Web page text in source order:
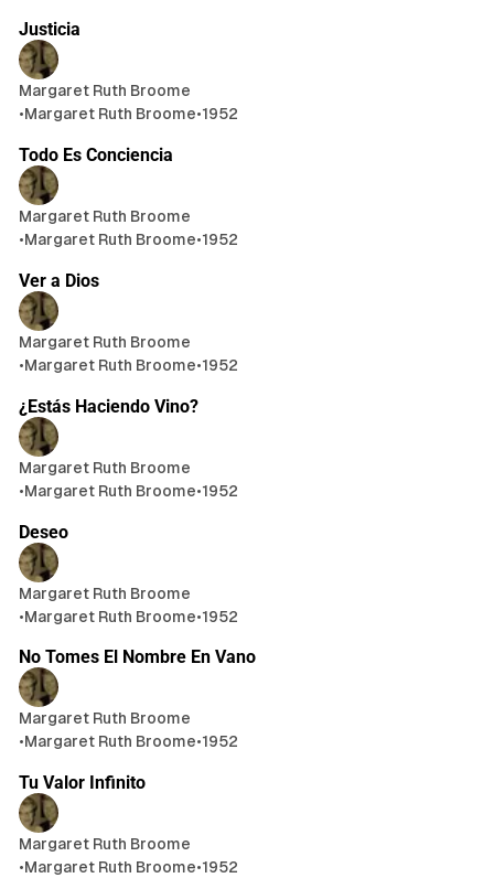
Justicia
Margaret Ruth Broome
•Margaret Ruth Broome•1952
Todo Es Conciencia
Margaret Ruth Broome
•Margaret Ruth Broome•1952
Ver a Dios
Margaret Ruth Broome
•Margaret Ruth Broome•1952
¿Estás Haciendo Vino?
Margaret Ruth Broome
•Margaret Ruth Broome•1952
Deseo
Margaret Ruth Broome
•Margaret Ruth Broome•1952
No Tomes El Nombre En Vano
Margaret Ruth Broome
•Margaret Ruth Broome•1952
Tu Valor Infinito
Margaret Ruth Broome
•Margaret Ruth Broome•1952